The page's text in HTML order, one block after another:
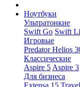
Ноутбуки
Ультратонкие
Swift Go Swift
Игровые
Predator Helios
Классические
Aspire 5 Aspire 3
Для бизнеса
Extensa 15